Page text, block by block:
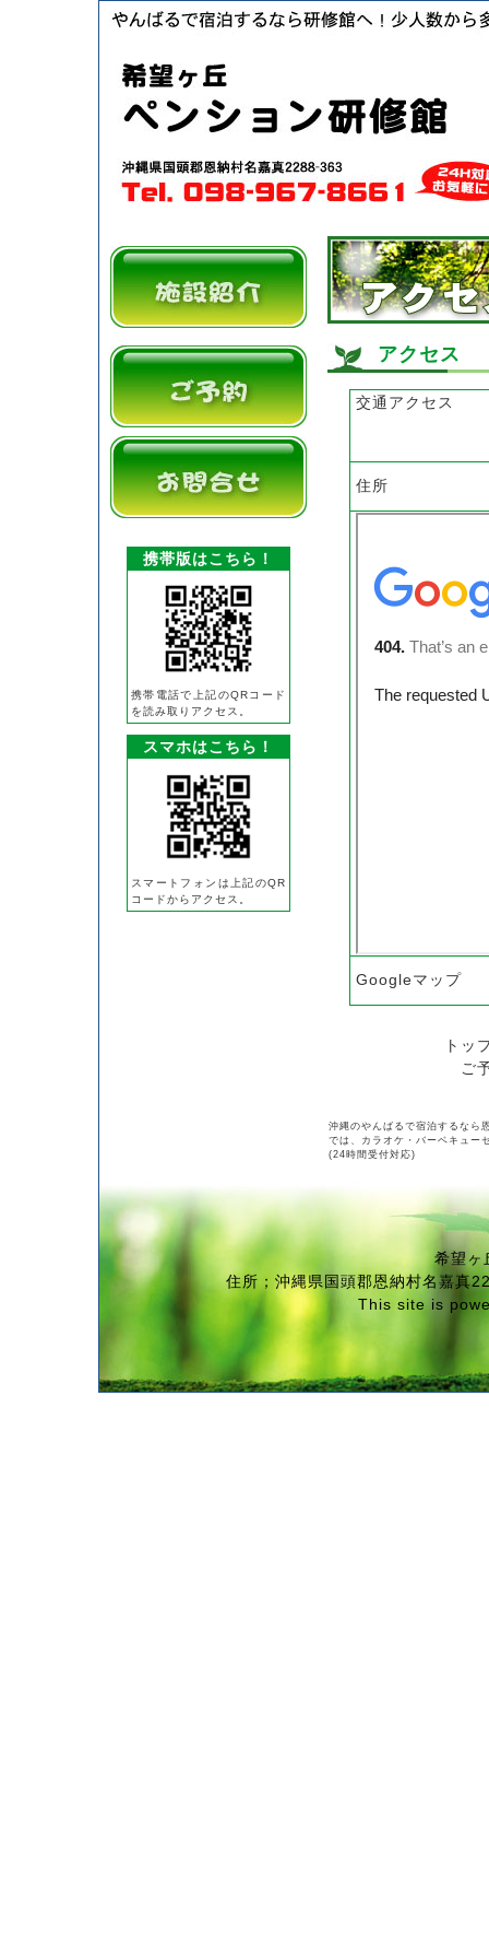
携帯版はこちら！
携帯電話で上記のQRコード
を読み取りアクセス。
スマホはこちら！
スマートフォンは上記のQR
コードからアクセス。
アクセス
交通アクセス
住所
Googleマップ
トッ
ご
沖縄のやんばるで宿泊するなら
では、カラオケ・バーベキュー
(24時間受付対応)
希望ヶ
住所；沖縄県国頭郡恩納村名嘉
This site is